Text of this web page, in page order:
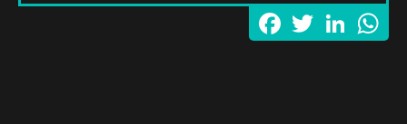
FacebookTwitter